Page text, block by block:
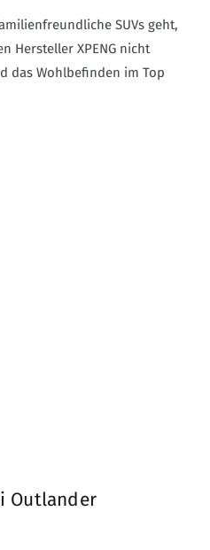
SUVs geht,
Hersteller XPENG nicht
das Wohlbefinden im Top
Outlander